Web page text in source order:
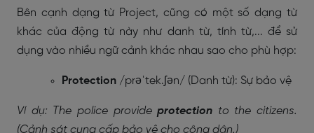
Bên cạnh dạng từ Project, cũng có một số dạng từ
khác của động từ này như danh từ, tính từ,... để sử
dụng vào nhiều ngữ cảnh khác nhau sao cho phù hợp:
Protection /prəˈtek.ʃən/ (Danh từ): Sự bảo vệ
Ví dụ: The police provideprotection to the citizens.
(Cảnh sát cung cấp bảo vệ cho công dân.)